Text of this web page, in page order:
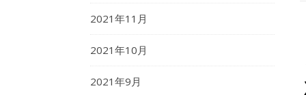
2021年11月
2021年10月
2021年9月